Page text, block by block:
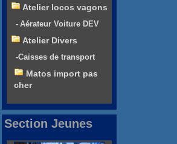
Atelier locos vagons
- Aérateur Voiture DEV
Atelier Divers
-Caisses de transport
Matos import pas
cher
Section Jeunes